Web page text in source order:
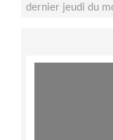
dernier jeudi du